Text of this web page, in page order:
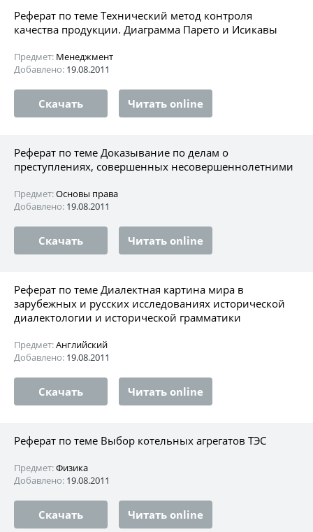
Реферат по теме Технический метод контроля
качества продукции. Диаграмма Парето и Исикавы
Предмет: Менеджмент
Добавлено: 19.08.2011
Скачать Читать online
Реферат по теме Доказывание по делам о
преступлениях, совершенных несовершеннолетними
Предмет:Основы права
Добавлено: 19.08.2011
Скачать Читать online
Реферат по теме Диалектная картина мира в
зарубежных и русских исследованиях исторической
диалектологии и исторической грамматики
Предмет:Английский
Добавлено: 19.08.2011
Скачать Читать online
Реферат по теме Выбор котельных агрегатов ТЭС
Предмет:Физика
Добавлено: 19.08.2011
Скачать Читать online